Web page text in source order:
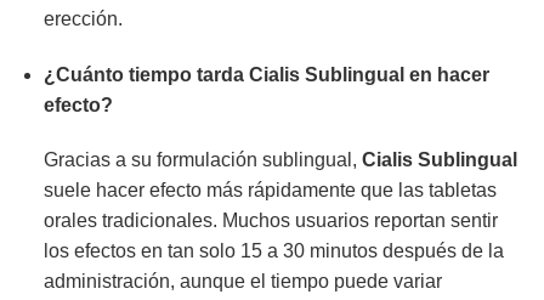
erección.
¿Cuánto tiempo tarda Cialis Sublingual en hacer
efecto?
Gracias a su formulación sublingual, Cialis Sublingual
suele hacer efecto más rápidamente que las tabletas
orales tradicionales. Muchos usuarios reportan sentir
los efectos en tan solo 15 a 30 minutos después de la
administración, aunque el tiempo puede variar